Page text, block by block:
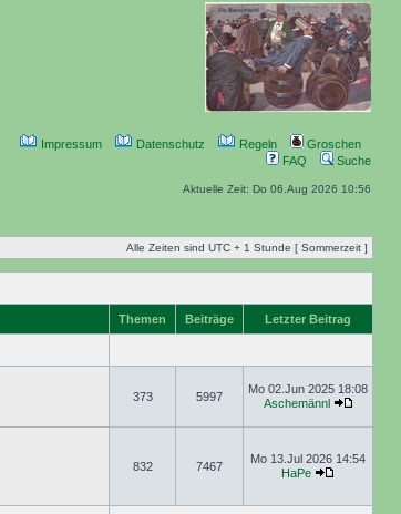
Impressum Datenschutz Regeln
Groschen
FAQ
Suche
Aktuelle Zeit: Do 06.Aug 2026 10:56
Alle Zeiten sind UTC + 1 Stunde [ Sommerzeit ]
Themen Beiträge Letzter Beitrag
373 5997
Mo 02.Jun 2025 18:08
Aschemännl
832 7467
Mo 13.Jul 2026 14:54
HaPe